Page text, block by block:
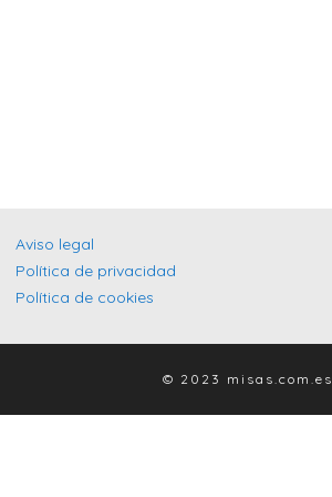
Aviso legal
Política de privacidad
Política de cookies
© 2023 misas.com.es